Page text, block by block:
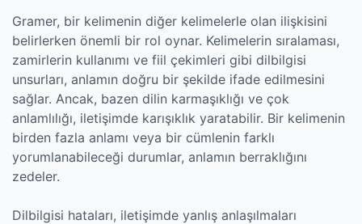
Gramer, bir kelimenin diğer kelimelerle olan ilişkisini
belirlerken önemli bir rol oynar. Kelimelerin sıralaması,
zamirlerin kullanımı ve fiil çekimleri gibi dilbilgisi
unsurları, anlamın doğru bir şekilde ifade edilmesini
sağlar. Ancak, bazen dilin karmaşıklığı ve çok
anlamlılığı, iletişimde karışıklık yaratabilir. Bir kelimenin
birden fazla anlamı veya bir cümlenin farklı
yorumlanabileceği durumlar, anlamın berraklığını
zedeler.
Dilbilgisi hataları, iletişimde yanlış anlaşılmaları